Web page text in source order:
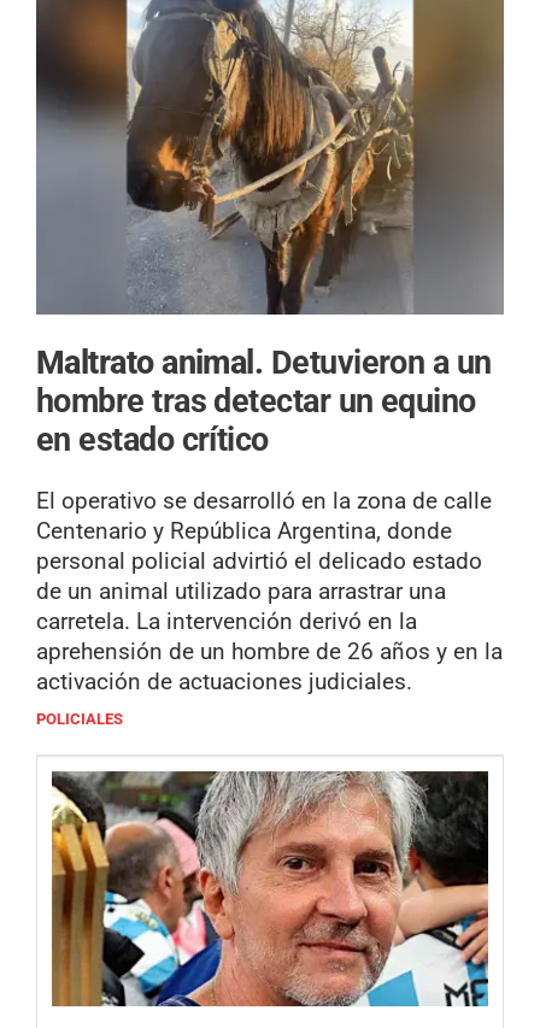
Maltrato animal. Detuvieron a un
hombre tras detectar un equino
en estado crítico
El operativo se desarrolló en la zona de calle
Centenario y República Argentina, donde
personal policial advirtió el delicado estado
de un animal utilizado para arrastrar una
carretela. La intervención derivó en la
aprehensión de un hombre de 26 años y en la
activación de actuaciones judiciales.
POLICIALES